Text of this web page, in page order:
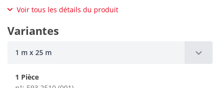
Voir tous les détails du produit
Variantes
1 m x 25 m
1 Pièce